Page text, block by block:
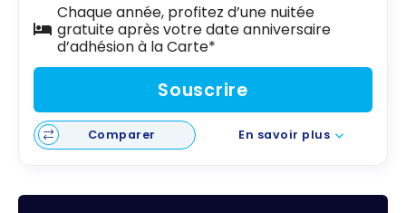
Chaque année, profitez d’une nuitée
gratuite après votre date anniversaire
d’adhésion à la Carte*
Souscrire
Comparer En savoir plus